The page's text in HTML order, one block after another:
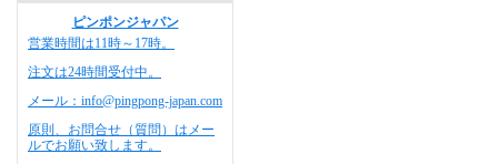
ピンポンジャパン
営業時間は11時～17時。
注文は24時間受付中。
メール：info@pingpong-japan.com
原則、お問合せ（質問）はメー
ルでお願い致します。